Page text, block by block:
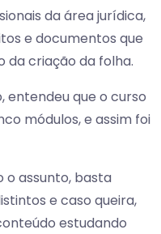
da área jurídica,
e documentos que
criação da folha.
entendeu que o curso
módulos, e assim foi
o assunto, basta
e caso queira,
estudando